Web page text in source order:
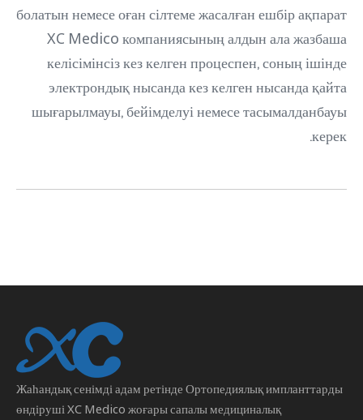
болатын немесе оған сілтеме жасалған ешбір ақпарат
XC Medico компаниясының алдын ала жазбаша
келісімінсіз кез келген процеспен, соның ішінде
электрондық нысанда кез келген нысанда қайта
шығарылмауы, бейімделуі немесе тасымалданбауы
керек.
Жаһандық сенімді адам ретінде Ортопедиялық импланттарды
өндірушіXC Medico жоғары сапалы медициналық